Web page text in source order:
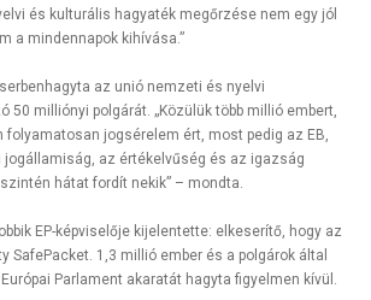
és kulturális hagyaték megőrzése nem egy jól
a mindennapok kihívása.”
az unió nemzeti és nyelvi
50 milliónyi polgárát. „Közülük több millió embert,
folyamatosan jogsérelem ért, most pedig az EB,
jogállamiság, az értékelvűség és az igazság
hátat fordít nekik” – mondta.
EP-képviselője kijelentette: elkeserítő, hogy az
SafePacket. 1,3 millió ember és a polgárok által
Parlament akaratát hagyta figyelmen kívül.